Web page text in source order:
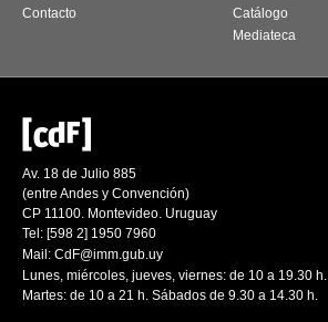
Contacto
Catálogo
Mediateca
Av. 18 de Julio 885
(entre Andes y Convención)
CP 11100. Montevideo. Uruguay
Tel: [598 2] 1950 7960
Mail: CdF@imm.gub.uy
Lunes, miércoles, jueves, viernes: de 10 a 19.30 h.
Martes: de 10 a 21 h. Sábados de 9.30 a 14.30 h.